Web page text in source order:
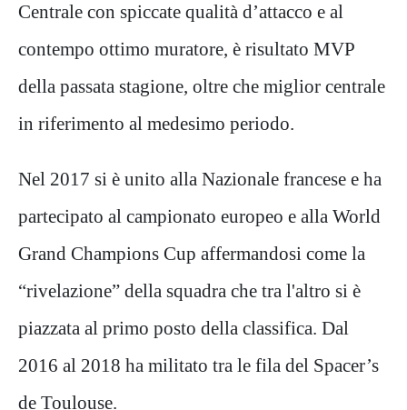
Centrale con spiccate qualità d’attacco e al
contempo ottimo muratore, è risultato MVP
della passata stagione, oltre che miglior centrale
in riferimento al medesimo periodo.
Nel 2017 si è unito alla Nazionale francese e ha
partecipato al campionato europeo e alla World
Grand Champions Cup affermandosi come la
“rivelazione” della squadra che tra l'altro si è
piazzata al primo posto della classifica. Dal
2016 al 2018 ha militato tra le fila del Spacer’s
de Toulouse.